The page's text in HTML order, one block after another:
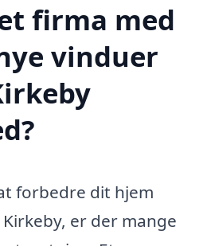
firma med
vinduer
forbedre dit hjem
er der mange